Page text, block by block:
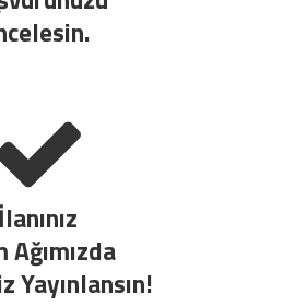
İlanınız
Ağımızda
Yayınlansın!